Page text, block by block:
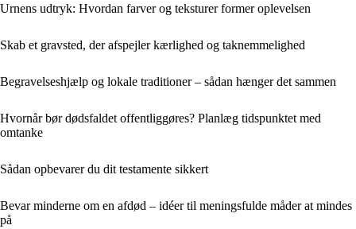
Urnens udtryk: Hvordan farver og teksturer former oplevelsen
Skab et gravsted, der afspejler kærlighed og taknemmelighed
Begravelseshjælp og lokale traditioner – sådan hænger det sammen
Hvornår bør dødsfaldet offentliggøres? Planlæg tidspunktet med
omtanke
Sådan opbevarer du dit testamente sikkert
Bevar minderne om en afdød – idéer til meningsfulde måder at mindes
på